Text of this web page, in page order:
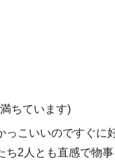
ちています)
っこいいのですぐ
2人とも直感で物